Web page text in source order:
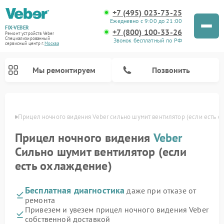
FIX-VEBER
Ремонт устройств Veber
Специализированный
cервисный центр г.Москва
+7 (495) 023-73-25
Ежедневно с 9:00 до 21:00
+7 (800) 100-33-26
Звонок бесплатный по РФ
Мы ремонтируем Позвонить
Прицел ночного видения Veber сильно шумит вентилятор (если есть
Прицел ночного видения Veber
Сильно шумит вентилятор (если
есть охлаждение)
Бесплатная диагностика даже при отказе от
ремонта
Привезем и увезем прицел ночного видения Veber
собственной доставкой